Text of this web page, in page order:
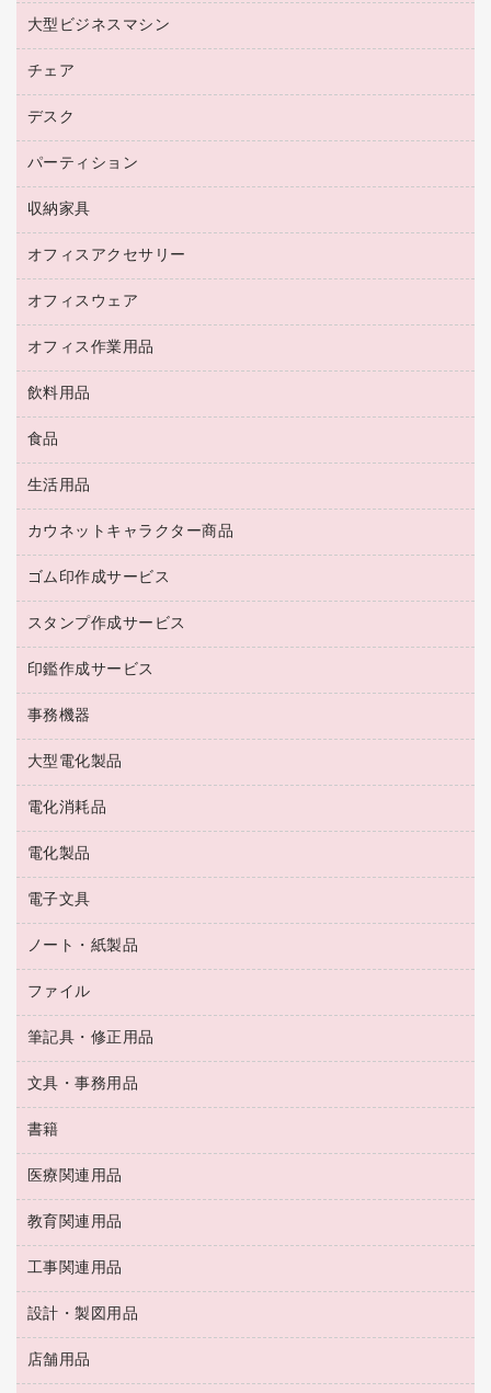
トナーカートリッジ
コピートナー
インクカートリッジ
プロッター用紙
ハガキ用紙
その他コピー用紙・プリンタ用紙
コピー用紙
マウス
パソコンバッグ／収納用品
ネットワーク／ＬＡＮ機器
ネットワーク／ＬＡＮアクセサリー
セキュリティ用品
ＵＳＢハブ／ＵＳＢアクセサリー
ＯＡフィルター
ＯＡクリーナー／エアダスター
ＨＤＤ／ＳＳＤ
ディスプレイモニター
レーザープリンタ／複合機
メモリーカード
プロジェクタ
ファクシミリ
デジタルカメラ
スキャナー
コピー機
ブルーレイディスク
ＣＤ－ＲＷ
ＣＤ－Ｒ
メディア収納用品
大型ビジネスマシン
プリンタ
チェア
応接イス・ベンチ
オフィスチェア
デスク
ミーティングテーブル
デスク
カウンター
パーティション
ホワイトボード・黒板
収納家具
保管庫・書庫
ロッカー・下駄箱
その他収納
オフィスアクセサリー
オフィスアクセサリー
オフィスウェア
医療・介護・ワーキングウェア
ブラウス・シャツ
アウター
オフィス作業用品
養生用品
防災用品
防災用備蓄食品・飲料
台車・脚立
倉庫収納用品
作業用雑貨
梱包用品
梱包用テープ
園芸用品
ペット用品
飲料用品
緑茶飲料
茶葉・インスタント
紅茶・バラエティ飲料
レギュラーコーヒー
ミルク・シュガー
ソフトドリンク
コーヒーメーカー・備品
インスタントコーヒー
食品
食品
菓子
生活用品
浴室用品
台所用洗剤
掃除用品
掃除用洗剤
洗濯用品
消臭・芳香剤
殺虫剤
飲食用消耗品
ハンドソープ・石鹸
トイレ用品
トイレ用洗剤
ティッシュペーパー
ダストボックス
タオル・アメニティ用品
スリッパ・サンダル・シューズ
スポーツ・レジャー用品
ゴミ袋
キッチン用品
食品添加物製品
カウネットキャラクター商品
カウネットキャラクター商品
ゴム印作成サービス
ゴム印作成サービス
ゴム印（一行印）作成サービス
ゴム印（フリーサイズ印）作成サービス
スタンプ作成サービス
シヤチハタスタンプ作成サービス
カウネットスタンプ作成サービス
印鑑作成サービス
印鑑作成サービス
事務機器
大型シュレッダー（共配）
レーザーポインター
ラミネートフィルム
ラミネータ
タイムレコーダー
シュレッダ
ＯＨＰ用品
大型電化製品
冷蔵庫・キッチン・調理家電
テレビ・ＡＶ機器
電化消耗品
電球・蛍光灯
乾電池・充電池
フィルム・カメラ用品
デスクライト
アルバム
電化製品
掃除機・クリーナー
空調・季節家電
その他電化製品
キッチン・調理家電
ＯＡタップ／延長コード
電子文具
電卓
ラベルテープ
その他電子文具
ノート・紙製品
封筒
粘着メモ
伝票
典礼用品
帳簿
額縁
各種用紙
ルーズリーフ
ファイル
名刺整理用品
板目表紙・綴込表紙
背幅が伸びるファイル
統一伝票用ファイル
収納保存用品
レターファイル
リングファイル
プレゼン用ファイル
筆記具・修正用品
万年筆
筆ペン
消しゴム
修正液・修正ペン
修正テープ
鉛筆
マーキングペン（油性）
マーキングペン（水性）
文具・事務用品
輪ゴム
両面テープ
名札
保管・整理用品
壁面／足元収納
備品／小物ケース
透明テープ 事務用
書籍
パソコンソフト
医療関連用品
保健用品
使い捨て手袋
感染症対策用品
介護用品
医療関連用品
教育関連用品
教育関連用品
工事関連用品
工事関連用品
屋外用品
設計・製図用品
設計・製図用品
店舗用品